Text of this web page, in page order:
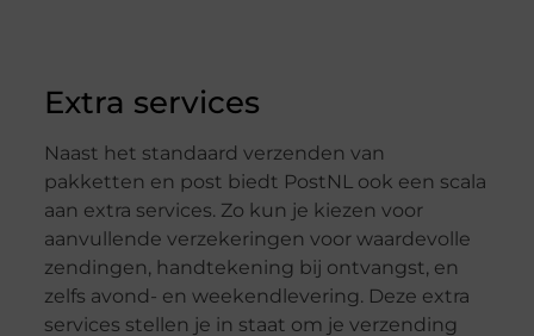
Extra services
Naast het standaard verzenden van
pakketten en post biedt PostNL ook een scala
aan extra services. Zo kun je kiezen voor
aanvullende verzekeringen voor waardevolle
zendingen, handtekening bij ontvangst, en
zelfs avond- en weekendlevering. Deze extra
services stellen je in staat om je verzending